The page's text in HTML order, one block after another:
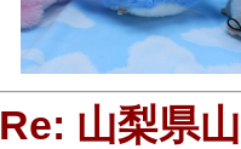
Re: 山梨県